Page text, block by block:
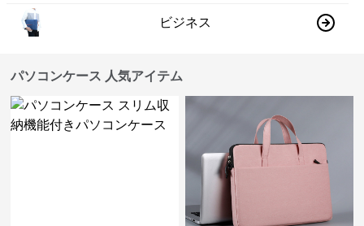
ビジネス
パソコンケース 人気アイテム